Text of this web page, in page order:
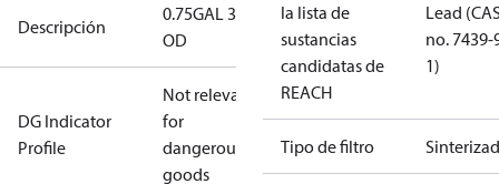
Descripción
0.75GAL 30S
OD
DG Indicator
Profile
Not relevant
for
dangerous
goods
la lista de
sustancias
candidatas de
REACH
Lead
no. 7439-
1)
Tipo de filtro